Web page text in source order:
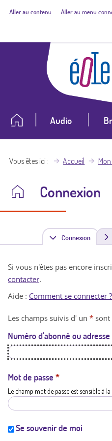
Aller au contenu Aller au menu
Audio
Vous êtes ici Accueil
Connexion
Connexion(
n
t
a
t
i
Si vous n'êtes pas encore
contacter.
Aide : Comment se connecter ?
Les champs suivis d' un * sont
Numéro d'abonné ou
Mot de passe *
Le champ mot de passe est sensible à
Se souvenir de moi